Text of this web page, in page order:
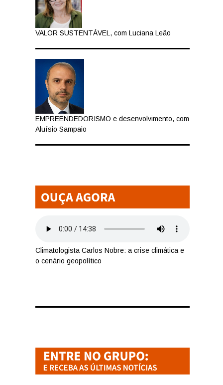
VALOR SUSTENTÁVEL, com Luciana Leão
EMPREENDEDORISMO e desenvolvimento, com
Aluísio Sampaio
Climatologista Carlos Nobre: a crise climática e
o cenário geopolítico